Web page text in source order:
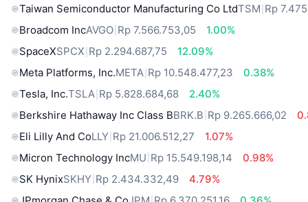
Taiwan Semiconductor Manufacturing Co LtdTSM Rp
Broadcom IncAVGO Rp 7.566.753,05
1.00%
SpaceXSPCX Rp 2.294.687,75
12.09%
Meta Platforms, Inc.META Rp 10.548.477,23
0.38%
Tesla, Inc.TSLA Rp 5.828.684,68
2.40%
Berkshire Hathaway Inc Class BBRK.B Rp 9.265.666,02
Eli Lilly And CoLLY Rp 21.006.512,27
1.07%
Micron Technology IncMU Rp 15.549.198,14
0.98%
SK HynixSKHY Rp 2.434.332,49
4.79%